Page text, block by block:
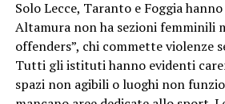
Solo Lecce, Taranto e Foggia
Altamura non ha sezioni femminili
offenders”, chi commette violenze
Tutti gli istituti hanno evidenti
spazi non agibili o luoghi non